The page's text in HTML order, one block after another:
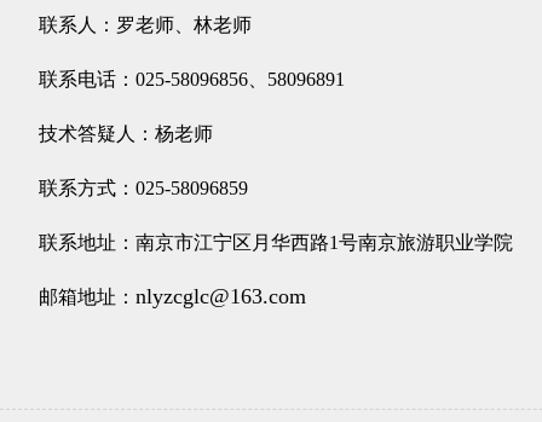
联系人：罗老师、林老师
联系电话：025-58096856、58096891
技术答疑人：杨老师
联系方式： 025-58096859
联系地址：南京市江宁区月华西路1号南京旅游职业
邮箱地址： nlyzcglc@163.com